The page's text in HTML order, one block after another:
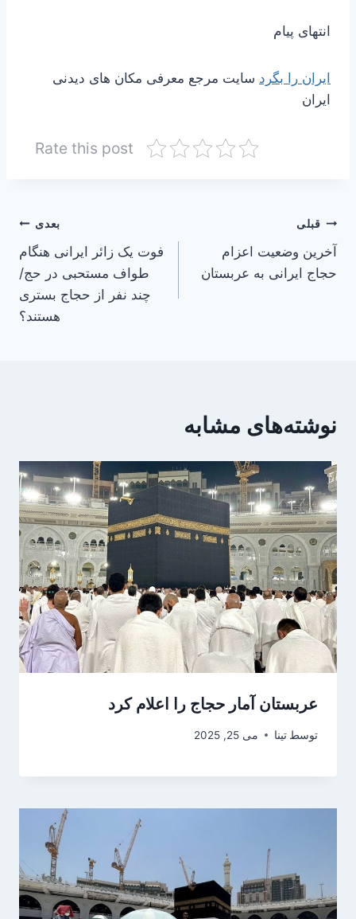
انتهای پیام
ایران را بگرد سایت مرجع معرفی مکان های دیدنی
ایران
Rate this post
راهبری
نوشته
قبلی
آخرین وضعیت اعزام
حجاج ایرانی به عربستان
بعدی
فوت یک زائر ایرانی هنگام
طواف مستحبی در حج/
چند نفر از حجاج بستری
هستند؟
نوشته‌های مشابه
عربستان آمار حجاج را اعلام کرد
توسط تینا می 25, 2025